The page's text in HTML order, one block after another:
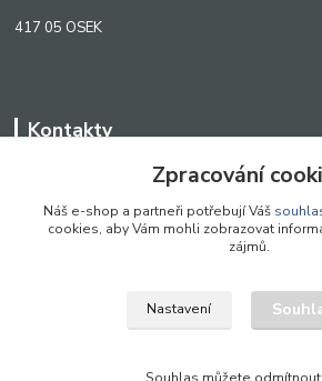
417 05 OSEK
Kontakty
+420 776 242 909
WWW.SCANLED.CZ 2022
Zpracování
Náš e-shop a partneři potřebují Váš
cookies, aby Vám mohli zobrazovat
zájmů.
Nastavení